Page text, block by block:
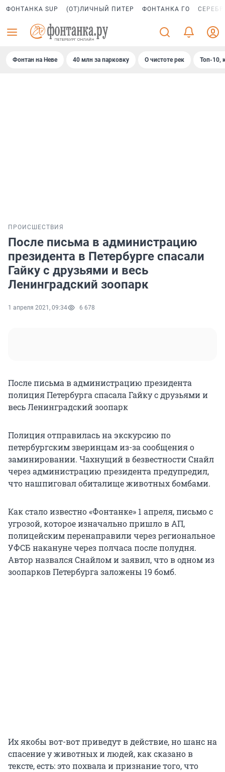
ФОНТАНКА SUP (ОТ)ЛИЧНЫЙ ПИТЕР ФОНТАНКА ГО
Фонтан на Неве 40 млн за парковку О чистоте рек Топ-10,
ПРОИСШЕСТВИЯ
После письма в администрацию
президента в Петербурге спасали
Гайку с друзьями и весь
Ленинградский зоопарк
1 апреля 2021, 09:34 6 678
После письма в администрацию президента
полиция Петербурга спасала Гайку с друзьями и
весь Ленинградский зоопарк
Полиция отправилась на экскурсию по
петербургским зверинцам из-за сообщения о
заминировании. Чахнущий в безвестности Снайл
через администрацию президента предупредил,
что нашпиговал обиталище животных бомбами.
Как стало известно «Фонтанке» 1 апреля, письмо с
угрозой, которое изначально пришло в АП,
полицейским перенаправили через региональное
УФСБ накануне через полчаса после полудня.
Автор назвался Снайлом и заявил, что в одном из
зоопарков Петербурга заложены 19 бомб.
Их якобы вот-вот приведут в действие, но шанс на
спасение у животных и людей, как сказано в
тексте, есть: это похвала и признание того, что